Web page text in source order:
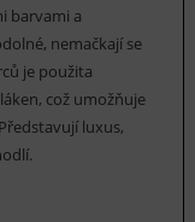
barvami a
nemačkají se
je použita
což umožňuje
luxus,